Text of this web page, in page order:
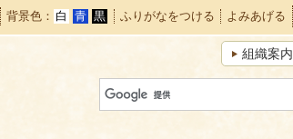
背景色 白 青 黒 ふりがなをつける よみあげる
組織案内